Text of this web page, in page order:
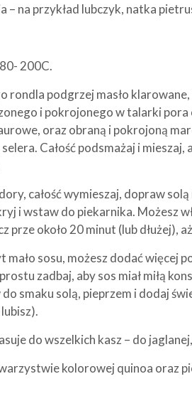
– na przykład lubczyk, natka
200C.
rondla podgrzej masło
i pokrojonego w talarki pora
oraz obraną i pokrojoną
Całość podsmażaj i mieszaj,
całość wymieszaj, dopraw
i wstaw do piekarnika. Możesz
prze około 20 minut (lub dłużej),
mało sosu, możesz dodać więcej
zadbaj, aby sos miał miłą
smaku solą, pieprzem i dodaj
do wszelkich kasz – do
kolorowej quinoa oraz